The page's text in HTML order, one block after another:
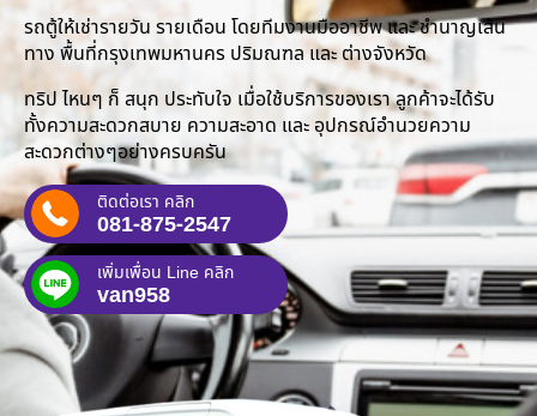
รถตู้ให้เช่ารายวัน รายเดือน โดยทีมงานมืออาชีพ และ ชำนาญเส้น
ทาง พื้นที่กรุงเทพมหานคร ปริมณฑล และ ต่างจังหวัด
ทริป ไหนๆ ก็ สนุก ประทับใจ เมื่อใช้บริการของเรา ลูกค้าจะได้รับ
ทั้งความสะดวกสบาย ความสะอาด และ อุปกรณ์อำนวยความ
สะดวกต่างๆอย่างครบครัน
ติดต่อเรา คลิก
081-875-2547
เพิ่มเพื่อน Line คลิก
van958